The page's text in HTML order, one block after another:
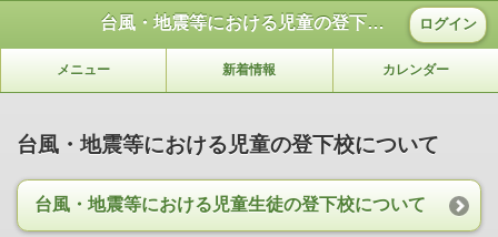
台風・地震等における児童の登下校について ログイン
メニュー 新着情報 カレンダー
台風・地震等における児童の登下校について
台風・地震等における児童生徒の登下校について